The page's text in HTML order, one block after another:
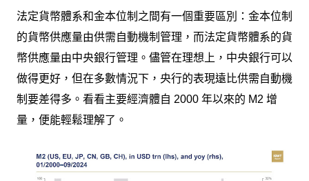
法定貨幣體系和金本位制之間有一個重要區別：金本位制
的貨幣供應量由供需自動機制管理，而法定貨幣體系的貨
幣供應量由中央銀行管理。儘管在理想上，中央銀行可以
做得更好，但在多數情況下，央行的表現遠比供需自動機
制要差得多。看看主要經濟體自 2000 年以來的 M2 增
量，便能輕鬆理解了。